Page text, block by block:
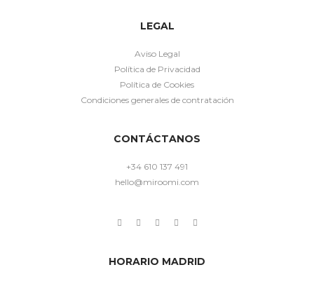
LEGAL
Aviso Legal
Política de Privacidad
Política de Cookies
Condiciones generales de contratación
CONTÁCTANOS
+34 610 137 491
hello@miroomi.com
HORARIO MADRID